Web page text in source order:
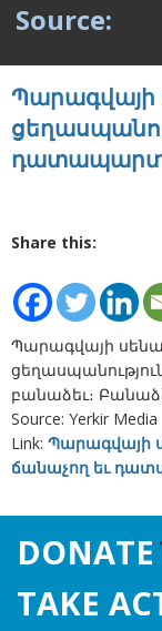
Source:
Պարագվայի
Share this:
Պարագվայի
բանաձեւ։
Source: Yerkir Media
Link: Պարագվայի
ճանաչող եւ
DONATE
TAKE